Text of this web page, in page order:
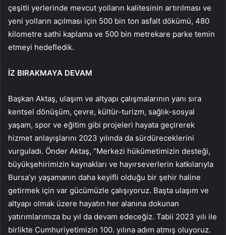
çeşitli yerlerinde mevcut yolların kalitesinin artırılması ve
yeni yolların açılması için 500 bin ton asfalt dökümü, 480
kilometre sathi kaplama ve 500 bin metrekare parke temin
etmeyi hedefledik.
İZ BIRAKMAYA DEVAM
Başkan Aktaş, ulaşım ve altyapı çalışmalarının yanı sıra
kentsel dönüşüm, çevre, kültür-turizm, sağlık-sosyal
yaşam, spor ve eğitim gibi projeleri hayata geçirerek
hizmet anlayışlarını 2023 yılında da sürdüreceklerini
vurguladı. Önder Aktaş, “Merkezi hükümetimizin desteği,
büyükşehirimizin kaynakları ve hayırseverlerin katkılarıyla
Bursa’yı yaşamanın daha keyifli olduğu bir şehir haline
getirmek için var gücümüzle çalışıyoruz. Başta ulaşım ve
altyapı olmak üzere hayatın her alanına dokunan
yatırımlarımıza bu yıl da devam edeceğiz. Tabii 2023 yılı ile
birlikte Cumhuriyetimizin 100. yılına adım atmış oluyoruz.